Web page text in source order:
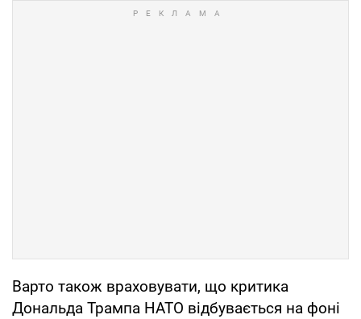
Варто також враховувати, що критика
Дональда Трампа НАТО відбувається на фоні